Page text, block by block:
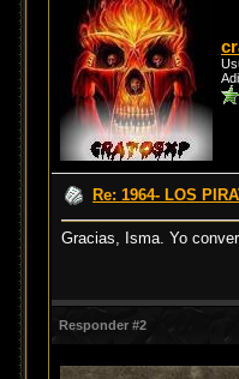
Re: 1964- LOS
Gracias, Isma. Yo
Responder #2